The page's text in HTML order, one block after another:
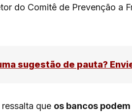
do Comitê de Prevenção a
sugestão de pauta?
que os bancos